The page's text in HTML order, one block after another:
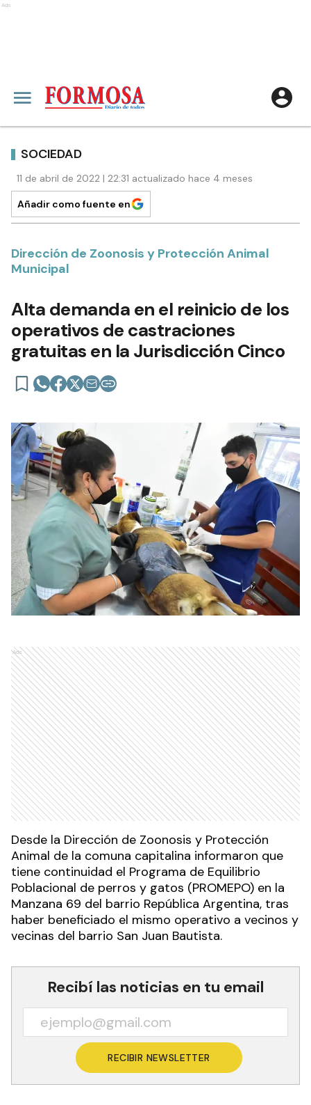
Ads
SOCIEDAD
11 de abril de 2022 | 22:31 actualizado hace 4 meses
Añadir como fuente en
Dirección de Zoonosis y Protección Animal
Municipal
Alta demanda en el reinicio de los
operativos de castraciones
gratuitas en la Jurisdicción Cinco
Ads
Desde la Dirección de Zoonosis y Protección
Animal de la comuna capitalina informaron que
tiene continuidad el Programa de Equilibrio
Poblacional de perros y gatos (PROMEPO) en la
Manzana 69 del barrio República Argentina, tras
haber beneficiado el mismo operativo a vecinos y
vecinas del barrio San Juan Bautista.
Recibí las noticias en tu email
RECIBIR NEWSLETTER